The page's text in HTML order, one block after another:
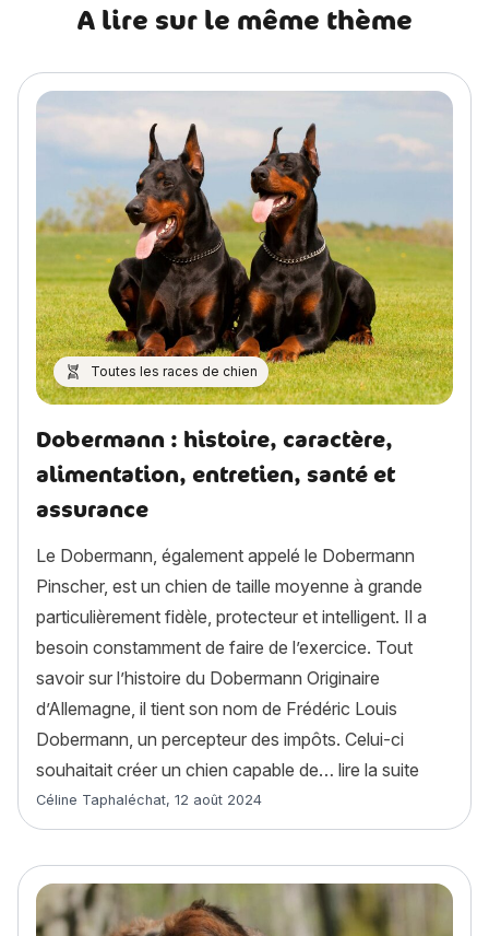
A lire sur le même thème
Toutes les races de chien
Dobermann : histoire, caractère,
alimentation, entretien, santé et
assurance
Le Dobermann, également appelé le Dobermann
Pinscher, est un chien de taille moyenne à grande
particulièrement fidèle, protecteur et intelligent. Il a
besoin constamment de faire de l’exercice. Tout
savoir sur l’histoire du Dobermann Originaire
d’Allemagne, il tient son nom de Frédéric Louis
Dobermann, un percepteur des impôts. Celui-ci
souhaitait créer un chien capable de… lire la suite
Article rédigé par
Céline Taphaléchat, 12 août 2024